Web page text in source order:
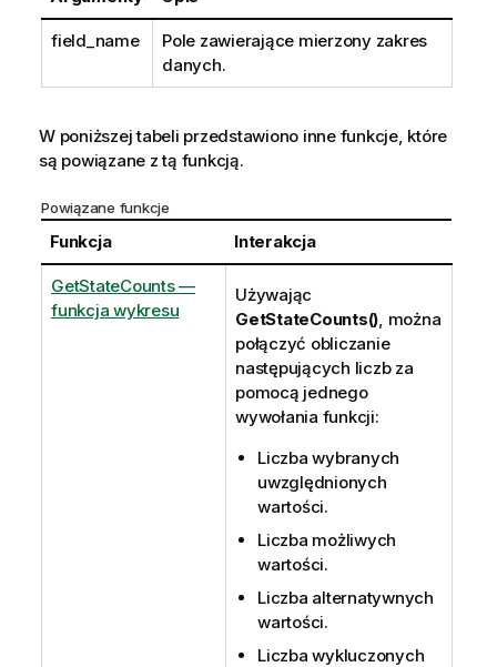
field_name
Pole zawierające mierzony zakres
danych.
W poniższej tabeli przedstawiono inne funkcje, które
są powiązane z tą funkcją.
Powiązane funkcje
Funkcja Interakcja
GetStateCounts —
funkcja wykresu
Używając
GetStateCounts() , można
połączyć obliczanie
następujących liczb za
pomocą jednego
wywołania funkcji:
Liczba wybranych
uwzględnionych
wartości.
Liczba możliwych
wartości.
Liczba alternatywnych
wartości.
Liczba wykluczonych